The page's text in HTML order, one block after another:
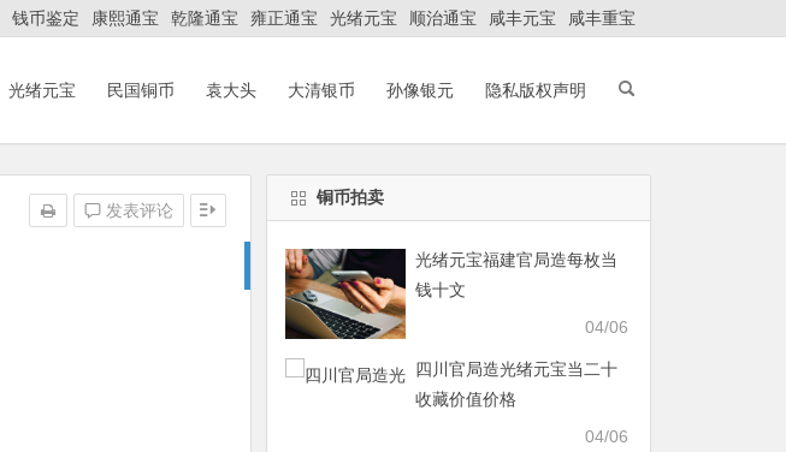
钱币鉴定 康熙通宝 乾隆通宝 雍正通宝 光绪元宝 顺治通宝 咸丰元宝 咸丰重宝
光绪元宝 民国铜币 袁大头 大清银币 孙像银元 隐私版权声明
发表评论
铜币拍卖
光绪元宝福建官局造每枚当
钱十文
04/06
四川官局造光绪元宝当二十
收藏价值价格
04/06